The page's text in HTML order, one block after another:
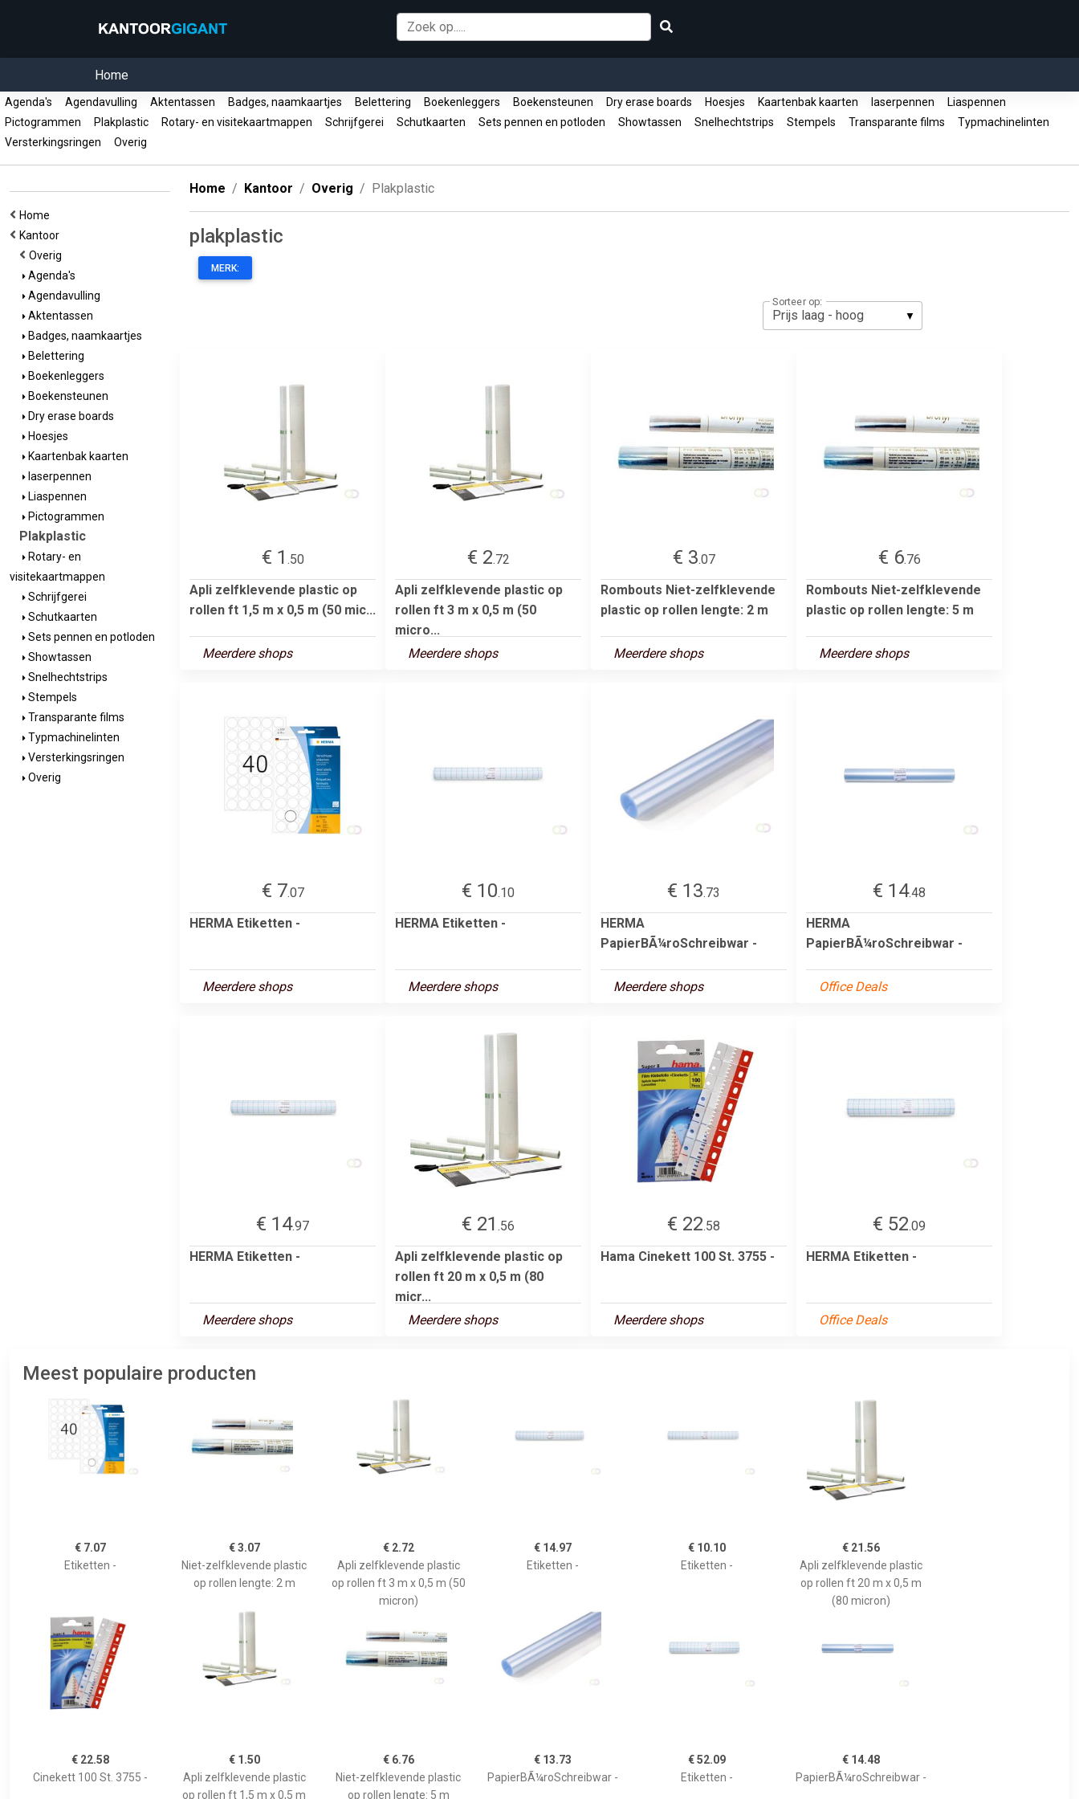
Home
Agenda's Agendavulling Aktentassen Badges, naamkaartjes Belettering Boekenleggers Boekensteunen Dry erase boards Hoesjes Kaartenbak kaarten laserpennen
Liaspennen
Pictogrammen
Plakplastic Rotary- en visitekaartmappen Schrijfgerei Schutkaarten Sets pennen en potloden Showtassen Snelhechtstrips Stempels Transparante films
Typmachinelinten
Versterkingsringen
Overig
Home
Kantoor
Overig
Agenda's
Agendavulling
Aktentassen
Badges, naamkaartjes
Belettering
Boekenleggers
Boekensteunen
Dry erase boards
Hoesjes
Kaartenbak kaarten
laserpennen
Liaspennen
Pictogrammen
Plakplastic
Rotary- en
visitekaartmappen
Schrijfgerei
Schutkaarten
Sets pennen en potloden
Showtassen
Snelhechtstrips
Stempels
Transparante films
Typmachinelinten
Versterkingsringen
Overig
Home Kantoor Overig Plakplastic
plakplastic
MERK:
Sorteer op:
€ 1 .50
Apli zelfklevende plastic op
rollen ft 1,5 m x 0,5 m (50 mic...
Meerdere shops
€ 2.72
Apli zelfklevende plastic op
rollen ft 3 m x 0,5 m (50
micro...
Meerdere shops
€ 3.07
Rombouts Niet-zelfklevende
plastic op rollen lengte: 2 m
Meerdere shops
€ 6.76
Rombouts Niet-zelfklevende
plastic op rollen lengte: 5 m
Meerdere shops
€ 7.07
HERMA Etiketten -
Meerdere shops
€ 10.10
HERMA Etiketten -
Meerdere shops
€ 13.73
HERMA
PapierBÃ¼roSchreibwar -
Meerdere shops
€ 14.48
HERMA
PapierBÃ¼roSchreibwar -
Office Deals
€ 14.97
HERMA Etiketten -
Meerdere shops
€ 21 .56
Apli zelfklevende plastic op
rollen ft 20 m x 0,5 m (80
micr...
Meerdere shops
€ 22.58
Hama Cinekett 100 St. 3755 -
Meerdere shops
€ 52.09
HERMA Etiketten -
Office Deals
Meest populaire producten
€ 7.07
Etiketten -
€ 3.07
Niet-zelfklevende plastic
op rollen lengte: 2 m
€ 2.72
Apli zelfklevende plastic
op rollen ft 3 m x 0,5 m (50
micron)
€ 14.97
Etiketten -
€ 10.10
Etiketten -
€ 21.56
Apli zelfklevende plastic
op rollen ft 20 m x 0,5 m
(80 micron)
€ 22.58
Cinekett 100 St. 3755 -
€ 1.50
Apli zelfklevende plastic
op rollen ft 1,5 m x 0,5 m
€ 6.76
Niet-zelfklevende plastic
op rollen lengte: 5 m
€ 13.73
PapierBÃ¼roSchreibwar -
€ 52.09
Etiketten -
€ 14.48
PapierBÃ¼roSchreibwar -